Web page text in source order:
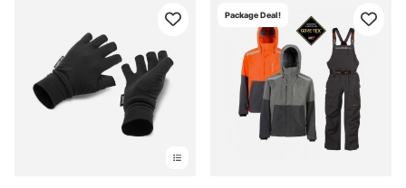
Package Deal!